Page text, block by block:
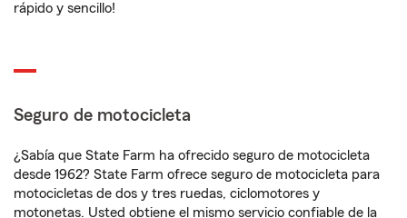
rápido y sencillo!
Seguro de motocicleta
¿Sabía que State Farm ha ofrecido seguro de motocicleta
desde 1962? State Farm ofrece seguro de motocicleta para
motocicletas de dos y tres ruedas, ciclomotores y
motonetas. Usted obtiene el mismo servicio confiable de la